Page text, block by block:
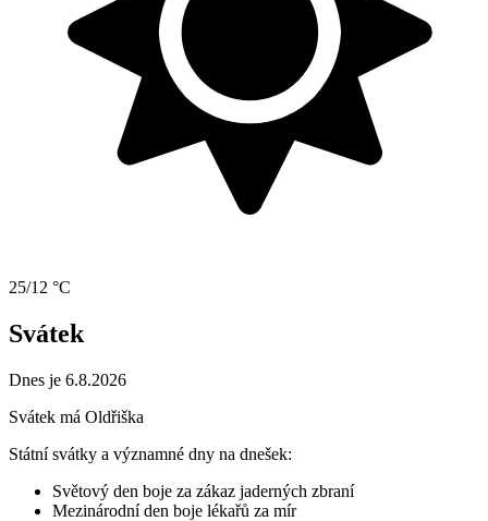
25/12 °C
Svátek
Dnes je 6.8.2026
Svátek má Oldřiška
Státní svátky a významné dny na dnešek:
Světový den boje za zákaz jaderných zbraní
Mezinárodní den boje lékařů za mír